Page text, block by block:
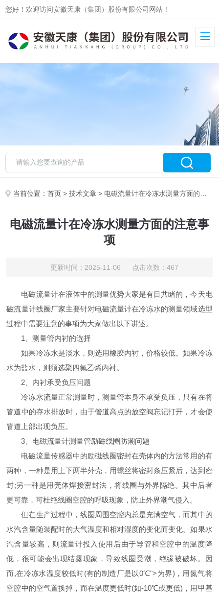
您好！欢迎访问安徽天康（集团）股份有限公司网站！
当前位置：首页 >技术文章 > 电磁流量计在冷冻水测量方面的注意事项
电磁流量计在冷冻水测量方面的注意事
项
更新时间：2025-11-06 点击次数：467
电磁流量计在液体中的测量优势大家是有目共睹的，今天电
磁流量计线圈厂家主要针对电磁流量计在冷冻水的测量领域选型
过程中需要注意的事项为大家做出以下讲述。
1、测量管内衬的选择
如果冷冻水是淡水，则选用橡胶内衬，价格较低。如果冷冻
水为盐水，则须选聚四氟乙烯内衬。
2、内衬承受负压问题
冷冻水流量正常测量时，测量管本身不承受负压，只有在将
管道中的存水排放时，由于管道高点的放空阀忘记打开，才会使
管道上部出现负压。
3、电磁流量计测量管励磁线圈防潮问题
电磁流量传感器中的励磁线圈密封在壳体内的方法常用的有
两种，一种是用上下两半外壳，用螺丝将密封条压紧后，达到密
封;另一种是用壳体焊接密封法，将线圈与外界隔绝。其中后者
更可靠，可杜绝线圈空腔的呼吸现象，防止外界潮气侵入。
但在生产过程中，线圈周围空腔内总是充满空气，而其中的
水汽含量随装配时的大气温度和相对湿度的变化而变化。如果水
汽含量较高，则流量计投入使用后由于导管和空腔中的温度降
低，很可能会出现结露现象，导致线圈受潮，绝缘被破坏。因
而,在冷冻水温度较低时(有的制造厂是以0℃">为界)，用氮气将
空腔中的空气置换掉，而在温度更低时(如-10℃或更低)，用甲基